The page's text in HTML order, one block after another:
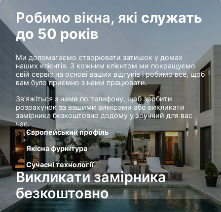
Робимо вікна, які служать
до 50 років
Ми допомагаємо створювати затишок у домах
наших клієнтів. З кожним клієнтом ми покращуємо
свій сервіс на основі ваших відгуків і робимо все, щоб
вам було приємно з нами працювати.
Зв'яжіться з нами по телефону, щоб зробити
розрахунок за вашими вимірами або викликати
замірника безкоштовно додому у зручний для вас
час.
Викликати замірника
безкоштовно
Європейський профіль
Якісна фурнітура
Сучасні технології